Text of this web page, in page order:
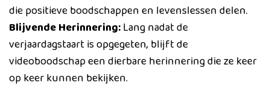
die positieve boodschappen en levenslessen delen.
Blijvende Herinnering:Lang nadat de
verjaardagstaart is opgegeten, blijft de
videoboodschap een dierbare herinnering die ze keer
op keer kunnen bekijken.